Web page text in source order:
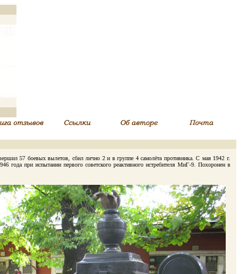
57 боевых вылетов, сбил лично 2 и в группе 4 самолёта противника. С мая 1942 г.
при испытании первого советского реактивного истребителя МиГ-9. Похоронен в